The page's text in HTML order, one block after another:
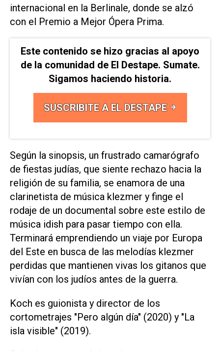
internacional en la Berlinale, donde se alzó
con el Premio a Mejor Ópera Prima.
Este contenido se hizo gracias al apoyo
de la comunidad de El Destape. Sumate.
Sigamos haciendo historia.
SUSCRIBITE A EL DESTAPE
Según la sinopsis, un frustrado camarógrafo
de fiestas judías, que siente rechazo hacia la
religión de su familia, se enamora de una
clarinetista de música klezmer y finge el
rodaje de un documental sobre este estilo de
música idish para pasar tiempo con ella.
Terminará emprendiendo un viaje por Europa
del Este en busca de las melodías klezmer
perdidas que mantienen vivas los gitanos que
vivían con los judíos antes de la guerra.
Koch es guionista y director de los
cortometrajes "Pero algún día" (2020) y "La
isla visible" (2019).